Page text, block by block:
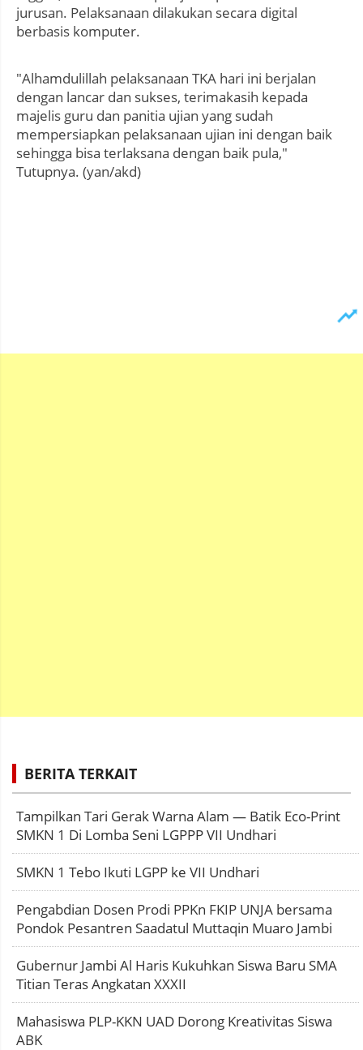
jurusan. Pelaksanaan dilakukan secara digital
berbasis komputer.
"Alhamdulillah pelaksanaan TKA hari ini berjalan
dengan lancar dan sukses, terimakasih kepada
majelis guru dan panitia ujian yang sudah
mempersiapkan pelaksanaan ujian ini dengan baik
sehingga bisa terlaksana dengan baik pula,"
Tutupnya. (yan/akd)
BERITA TERKAIT
Tampilkan Tari Gerak Warna Alam — Batik Eco-Print
SMKN 1 Di Lomba Seni LGPPP VII Undhari
SMKN 1 Tebo Ikuti LGPP ke VII Undhari
Pengabdian Dosen Prodi PPKn FKIP UNJA bersama
Pondok Pesantren Saadatul Muttaqin Muaro Jambi
Gubernur Jambi Al Haris Kukuhkan Siswa Baru SMA
Titian Teras Angkatan XXXII
Mahasiswa PLP-KKN UAD Dorong Kreativitas Siswa
ABK